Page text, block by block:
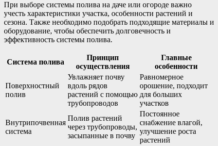
При выборе системы полива на даче или огороде важно
учесть характеристики участка, особенности растений и
сезона. Также необходимо подобрать подходящие материалы и
оборудование, чтобы обеспечить долговечность и
эффективность системы полива.
Система полива
Принцип
осуществления
Главные
особенности
Поверхностный
полив
Увлажняет почву
вдоль рядов
растений с помощью
трубопроводов
Равномерное
орошение, подходит
для больших
участков
Внутрипочвенная
система
Полив растений
через трубопроводы,
засыпанные в почву
Постоянное
снабжение влагой,
улучшение роста
растений